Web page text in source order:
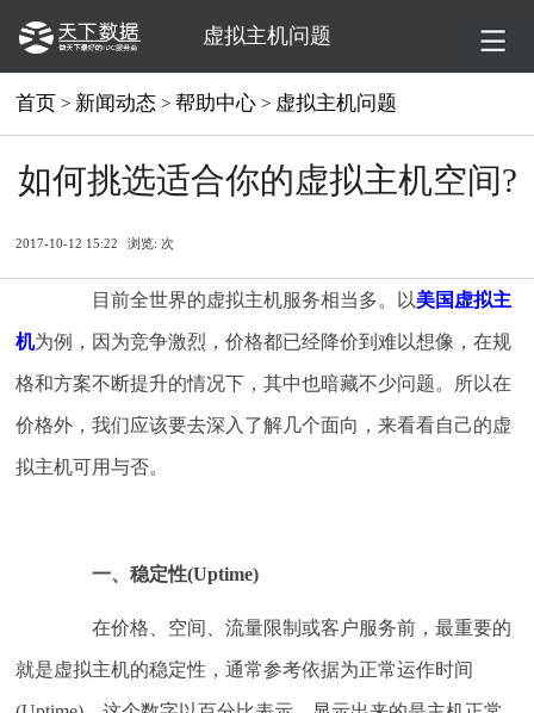
虚拟主机问题
首页 > 新闻动态 >帮助中心 > 虚拟主机问题
如何挑选适合你的虚拟主机空间?
2017-10-12 15:22 浏览: 次
目前全世界的虚拟主机服务相当多。以美国虚拟主
机为例，因为竞争激烈，价格都已经降价到难以想像，在规
格和方案不断提升的情况下，其中也暗藏不少问题。所以在
价格外，我们应该要去深入了解几个面向，来看看自己的虚
拟主机可用与否。
一、稳定性(Uptime)
在价格、空间、流量限制或客户服务前，最重要的
就是虚拟主机的稳定性，通常参考依据为正常运作时间